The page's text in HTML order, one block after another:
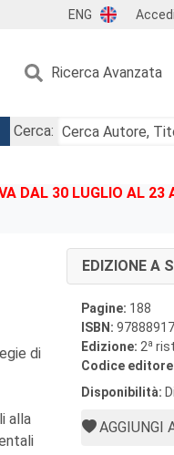
ENG Accedi
Ricerca Avanzata
Cerca:
DAL 30 LUGLIO AL 23
di
alla
EDIZIONE A
Pagine: 188
ISBN:
Edizione: 2a
Codice
Disponibilità:
AGGIUNGI